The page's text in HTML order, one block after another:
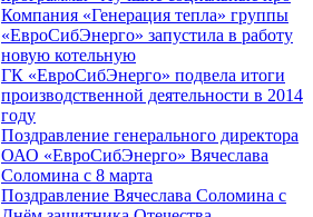
Компания «Генерация тепла» группы
«ЕвроСибЭнерго» запустила в работу
новую котельную
ГК «ЕвроСибЭнерго» подвела итоги
производственной деятельности в 2014
году
Поздравление генерального директора
ОАО «ЕвроСибЭнерго» Вячеслава
Соломина с 8 марта
Поздравление Вячеслава Соломина с